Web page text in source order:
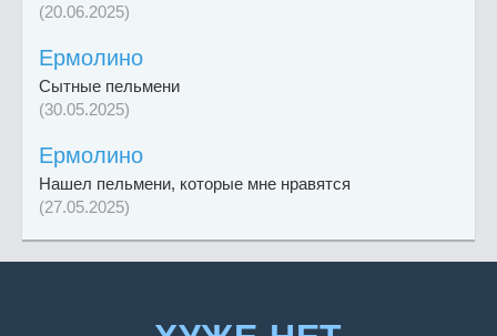
(20.06.2025)
Ермолино
Сытные пельмени
(30.05.2025)
Ермолино
Нашел пельмени, которые мне нравятся
(27.05.2025)